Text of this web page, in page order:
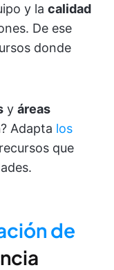
y la calidad
De ese
donde
y áreas
? Adapta los
que
de